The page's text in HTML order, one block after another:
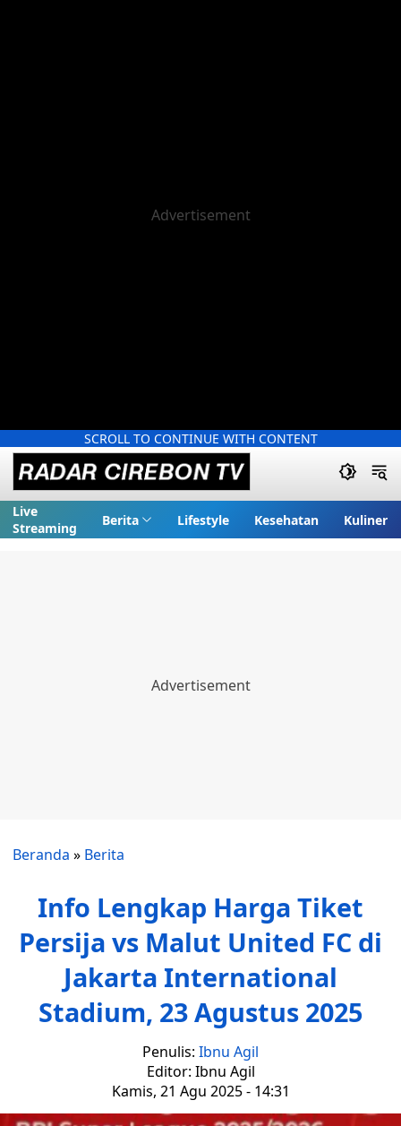
SCROLL TO CONTINUE WITH CONTENT
Live
Streaming
Berita Lifestyle Kesehatan Kuliner
Beranda » Berita
Info Lengkap Harga Tiket
Persija vs Malut United FC di
Jakarta International
Stadium, 23 Agustus 2025
Penulis: Ibnu Agil
Editor: Ibnu Agil
Kamis, 21 Agu 2025 - 14:31